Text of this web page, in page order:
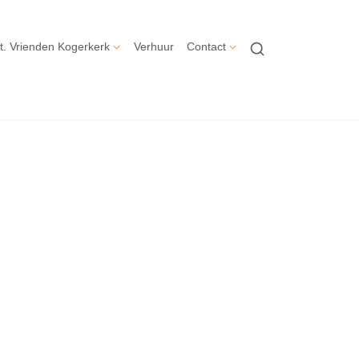
Vrienden Kogerkerk Verhuur Contact